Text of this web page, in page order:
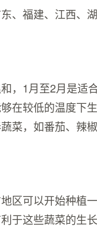
、福建、江西、湖
，1月至2月是适
在较低的温度下
菜，如番茄、辣
区可以开始种植
于这些蔬菜的生